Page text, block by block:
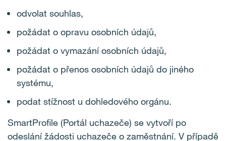
odvolat souhlas,
požádat o opravu osobních údajů,
požádat o vymazání osobních údajů,
požádat o přenos osobních údajů do jiného
systému,
podat stížnost u dohledového orgánu.
SmartProfile (Portál uchazeče) se vytvoří po
odeslání žádosti uchazeče o zaměstnání. V případě